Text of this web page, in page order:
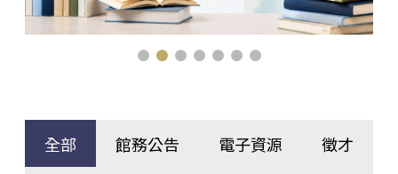
全部 館務公告 電子資源 徵才